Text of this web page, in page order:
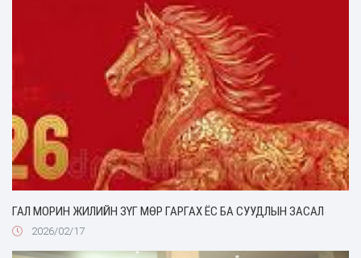
ГАЛ МОРИН ЖИЛИЙН ЗҮГ МӨР ГАРГАХ ЁС БА СУУДЛЫН ЗАСАЛ
2026/02/17